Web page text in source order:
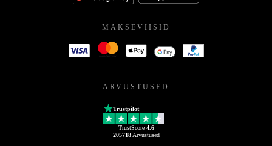
MAKSEVIISID
ARVUSTUSED
Trustpilot
TrustScore 4.6
205718Arvustused